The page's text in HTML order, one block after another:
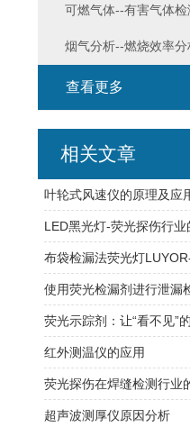
可燃气体--有害气体检
烟气分析--燃烧效率分
查看更多
相关文章
叶轮式风速仪的原理及应
LED黑光灯-荧光探伤行业
布袋检漏法荧光灯
使用荧光检漏剂进行泄漏
红外测温仪的应用
荧光探伤在焊缝检测行业
超声波测厚仪原因分析